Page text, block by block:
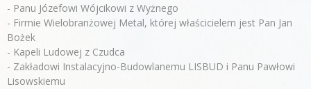
- Panu Józefowi Wójcikowi z Wyżnego
- Firmie Wielobranżowej Metal, której właścicielem jest Pan Jan
Bożek
- Kapeli Ludowej z Czudca
- Zakładowi Instalacyjno-Budowlanemu LISBUD i Panu Pawłowi
Lisowskiemu